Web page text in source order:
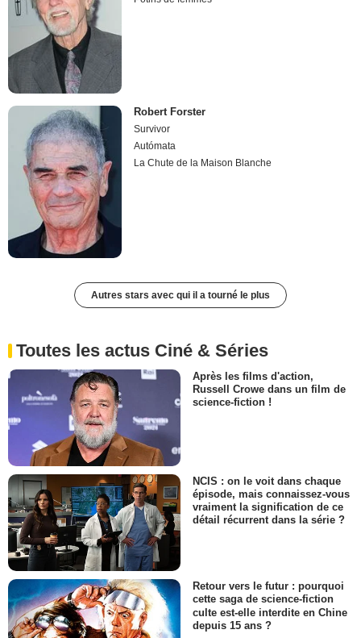
Robert Forster
Survivor
Autómata
La Chute de la Maison Blanche
Autres stars avec qui il a tourné le plus
Toutes les actus Ciné & Séries
Après les films d'action,
Russell Crowe dans un film de
science-fiction !
NCIS : on le voit dans chaque
épisode, mais connaissez-vous
vraiment la signification de ce
détail récurrent dans la série ?
Retour vers le futur : pourquoi
cette saga de science-fiction
culte est-elle interdite en Chine
depuis 15 ans ?